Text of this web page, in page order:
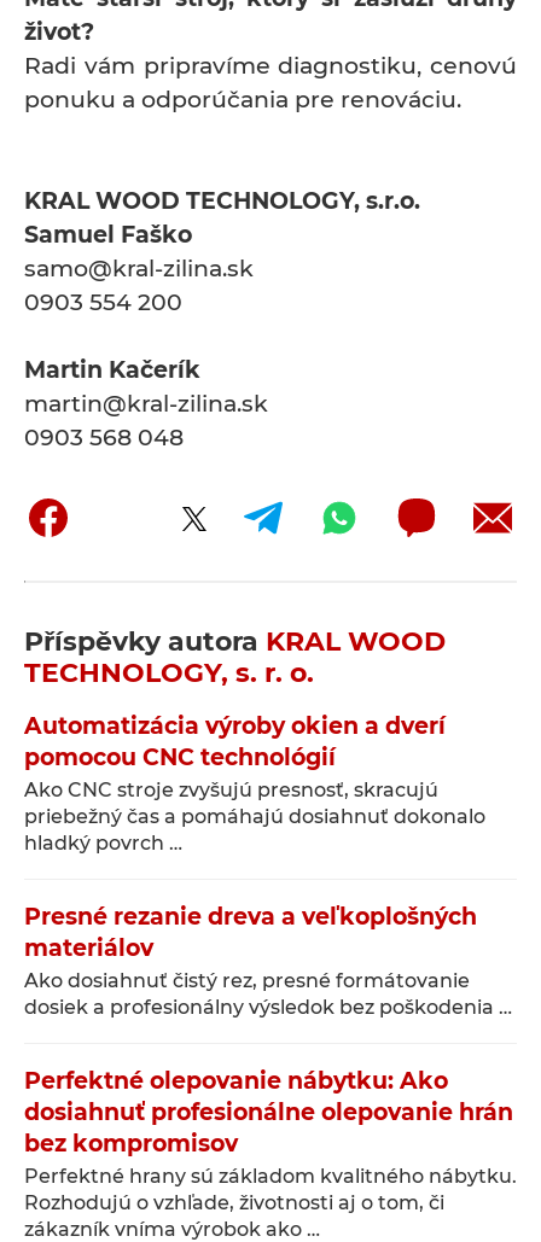
život?
Radi vám pripravíme diagnostiku, cenovú
ponuku a odporúčania pre renováciu.
KRAL WOOD TECHNOLOGY, s.r.o.
Samuel Faško
samo@kral-zilina.sk
0903 554 200
Martin Kačerík
martin@kral-zilina.sk
0903 568 048
Příspěvky autora KRAL WOOD
TECHNOLOGY, s. r. o.
Automatizácia výroby okien a dverí
pomocou CNC technológií
Ako CNC stroje zvyšujú presnosť, skracujú
priebežný čas a pomáhajú dosiahnuť dokonalo
hladký povrch …
Presné rezanie dreva a veľkoplošných
materiálov
Ako dosiahnuť čistý rez, presné formátovanie
dosiek a profesionálny výsledok bez poškodenia …
Perfektné olepovanie nábytku: Ako
dosiahnuť profesionálne olepovanie hrán
bez kompromisov
Perfektné hrany sú základom kvalitného nábytku.
Rozhodujú o vzhľade, životnosti aj o tom, či
zákazník vníma výrobok ako …